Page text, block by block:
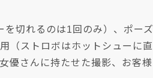
切れるのは1回のみ）、ポーズ
（ストロボはホットシューに直
優さんに持たせた撮影、お客様